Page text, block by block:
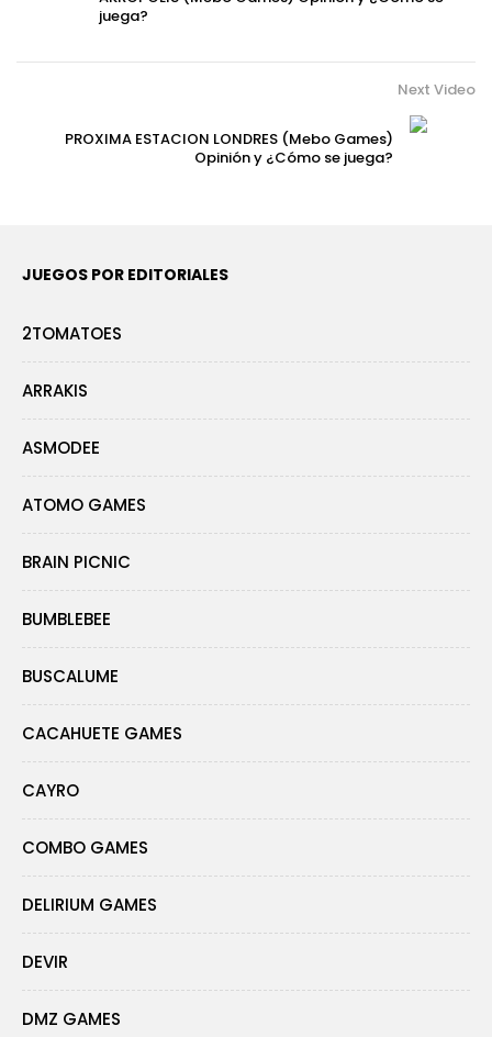
juega?
Next Video
PROXIMA ESTACION LONDRES (Mebo Games)
Opinión y ¿Cómo se juega?
JUEGOS POR EDITORIALES
2TOMATOES
ARRAKIS
ASMODEE
ATOMO GAMES
BRAIN PICNIC
BUMBLEBEE
BUSCALUME
CACAHUETE GAMES
CAYRO
COMBO GAMES
DELIRIUM GAMES
DEVIR
DMZ GAMES